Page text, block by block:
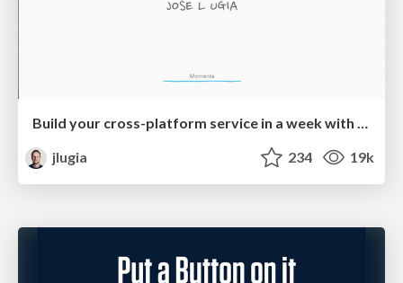
Build your cross-platform service in a week with App Engine
jlugia
234 19k